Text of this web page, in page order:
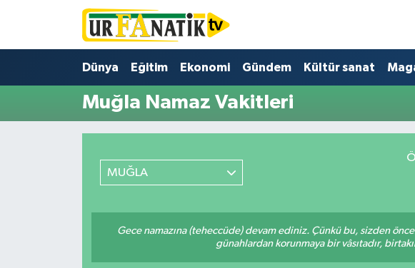
Dünya Eğitim Ekonomi Gündem Kültür sanat
Muğla Namaz Vakitleri
MUĞLA
Gece namazına (teheccüde) devam ediniz. Çünkü bu, sizden
günahlardan korunmaya bir vâsıtadır,
Tüm Manşetler